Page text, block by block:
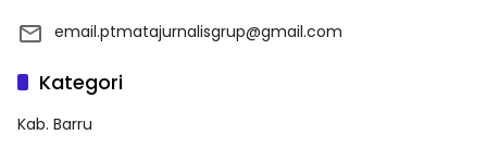
email.ptmatajurnalisgrup@gmail.com
Kategori
Kab. Barru